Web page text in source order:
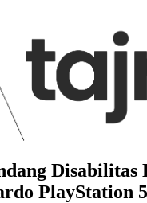
Disabilitas
PlayStation 5